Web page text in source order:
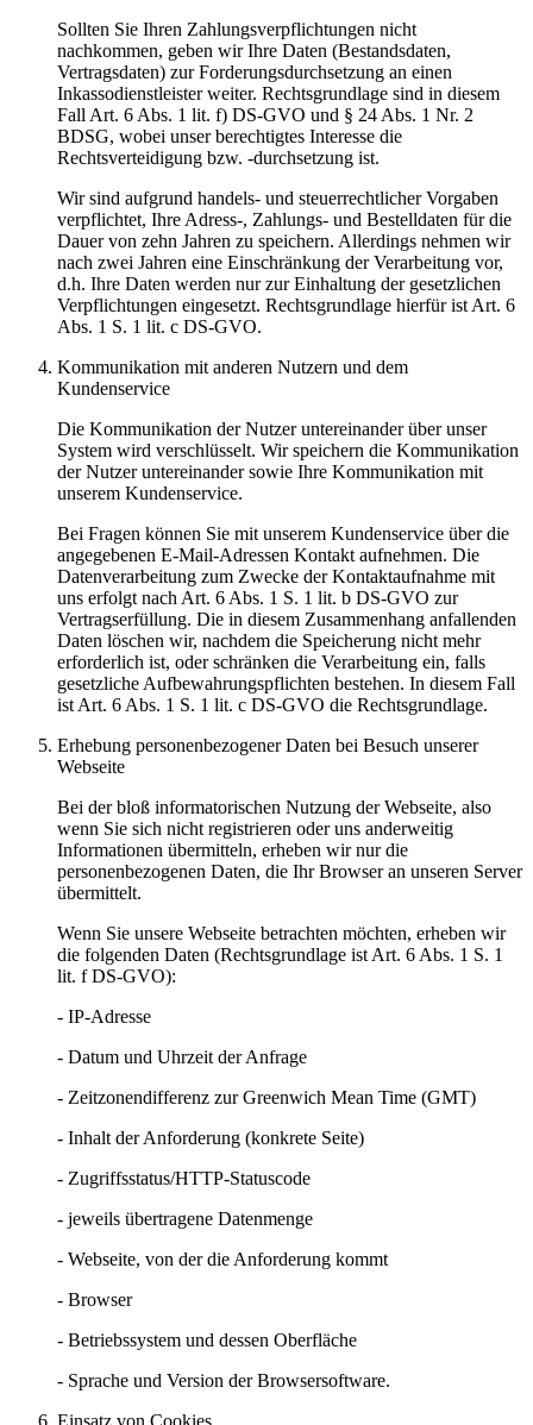
Sollten Sie Ihren Zahlungsverpflichtungen nicht
nachkommen, geben wir Ihre Daten (Bestandsdaten,
Vertragsdaten) zur Forderungsdurchsetzung an einen
Inkassodienstleister weiter. Rechtsgrundlage sind in diesem
Fall Art. 6 Abs. 1 lit. f) DS-GVO und § 24 Abs. 1 Nr. 2
BDSG, wobei unser berechtigtes Interesse die
Rechtsverteidigung bzw. -durchsetzung ist.
Wir sind aufgrund handels- und steuerrechtlicher Vorgaben
verpflichtet, Ihre Adress-, Zahlungs- und Bestelldaten für die
Dauer von zehn Jahren zu speichern. Allerdings nehmen wir
nach zwei Jahren eine Einschränkung der Verarbeitung vor,
d.h. Ihre Daten werden nur zur Einhaltung der gesetzlichen
Verpflichtungen eingesetzt. Rechtsgrundlage hierfür ist Art. 6
Abs. 1 S. 1 lit. c DS-GVO.
Kommunikation mit anderen Nutzern und dem
Kundenservice
Die Kommunikation der Nutzer untereinander über unser
System wird verschlüsselt. Wir speichern die Kommunikation
der Nutzer untereinander sowie Ihre Kommunikation mit
unserem Kundenservice.
Bei Fragen können Sie mit unserem Kundenservice über die
angegebenen E-Mail-Adressen Kontakt aufnehmen. Die
Datenverarbeitung zum Zwecke der Kontaktaufnahme mit
uns erfolgt nach Art. 6 Abs. 1 S. 1 lit. b DS-GVO zur
Vertragserfüllung. Die in diesem Zusammenhang anfallenden
Daten löschen wir, nachdem die Speicherung nicht mehr
erforderlich ist, oder schränken die Verarbeitung ein, falls
gesetzliche Aufbewahrungspflichten bestehen. In diesem Fall
ist Art. 6 Abs. 1 S. 1 lit. c DS-GVO die Rechtsgrundlage.
Erhebung personenbezogener Daten bei Besuch unserer
Webseite
Bei der bloß informatorischen Nutzung der Webseite, also
wenn Sie sich nicht registrieren oder uns anderweitig
Informationen übermitteln, erheben wir nur die
personenbezogenen Daten, die Ihr Browser an unseren Server
übermittelt.
Wenn Sie unsere Webseite betrachten möchten, erheben wir
die folgenden Daten (Rechtsgrundlage ist Art. 6 Abs. 1 S. 1
lit. f DS-GVO):
- IP-Adresse
- Datum und Uhrzeit der Anfrage
- Zeitzonendifferenz zur Greenwich Mean Time (GMT)
- Inhalt der Anforderung (konkrete Seite)
- Zugriffsstatus/HTTP-Statuscode
- jeweils übertragene Datenmenge
- Webseite, von der die Anforderung kommt
- Browser
- Betriebssystem und dessen Oberfläche
- Sprache und Version der Browsersoftware.
Einsatz von Cookies